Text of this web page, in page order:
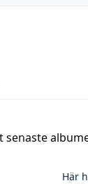
senaste
Här